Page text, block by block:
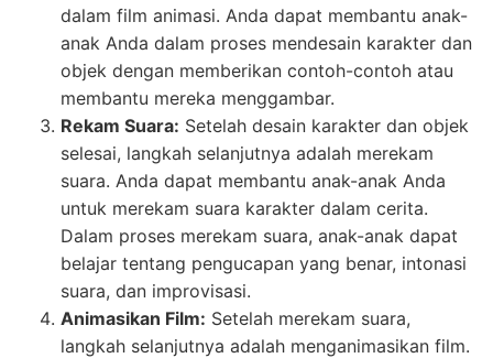
dalam film animasi. Anda dapat membantu anak-
anak Anda dalam proses mendesain karakter dan
objek dengan memberikan contoh-contoh atau
membantu mereka menggambar.
Rekam Suara: Setelah desain karakter dan objek
selesai, langkah selanjutnya adalah merekam
suara. Anda dapat membantu anak-anak Anda
untuk merekam suara karakter dalam cerita.
Dalam proses merekam suara, anak-anak dapat
belajar tentang pengucapan yang benar, intonasi
suara, dan improvisasi.
Animasikan Film: Setelah merekam suara,
langkah selanjutnya adalah menganimasikan film.